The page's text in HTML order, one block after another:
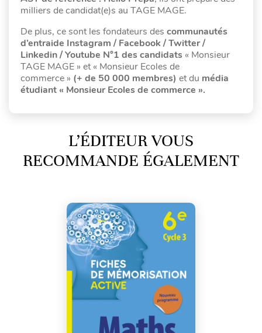
milliers de candidat(e)s au TAGE MAGE.
De plus, ce sont les fondateurs des communautés
d’entraide Instagram / Facebook / Twitter /
Linkedin / Youtube N°1 des candidats « Monsieur
TAGE MAGE » et « Monsieur Ecoles de
commerce » (+ de 50 000 membres) et du média
étudiant « Monsieur Ecoles de commerce ».
L’ÉDITEUR VOUS
RECOMMANDE ÉGALEMENT